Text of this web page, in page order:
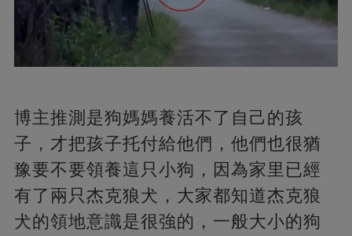
博主推測是狗媽媽養活不了自己的孩
子，才把孩子托付給他們，他們也很猶
豫要不要領養這只小狗，因為家里已經
有了兩只杰克狼犬，大家都知道杰克狼
犬的領地意識是很強的，一般大小的狗